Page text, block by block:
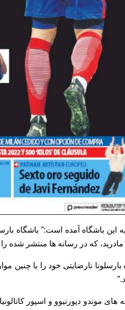
این باشگاه آمده است:” باشگاه
مادرید، که در رسانه ها منتشر شده
بارسلونا نارضایتی خود را با چنین
های موندو دپورتیوو و اسپور